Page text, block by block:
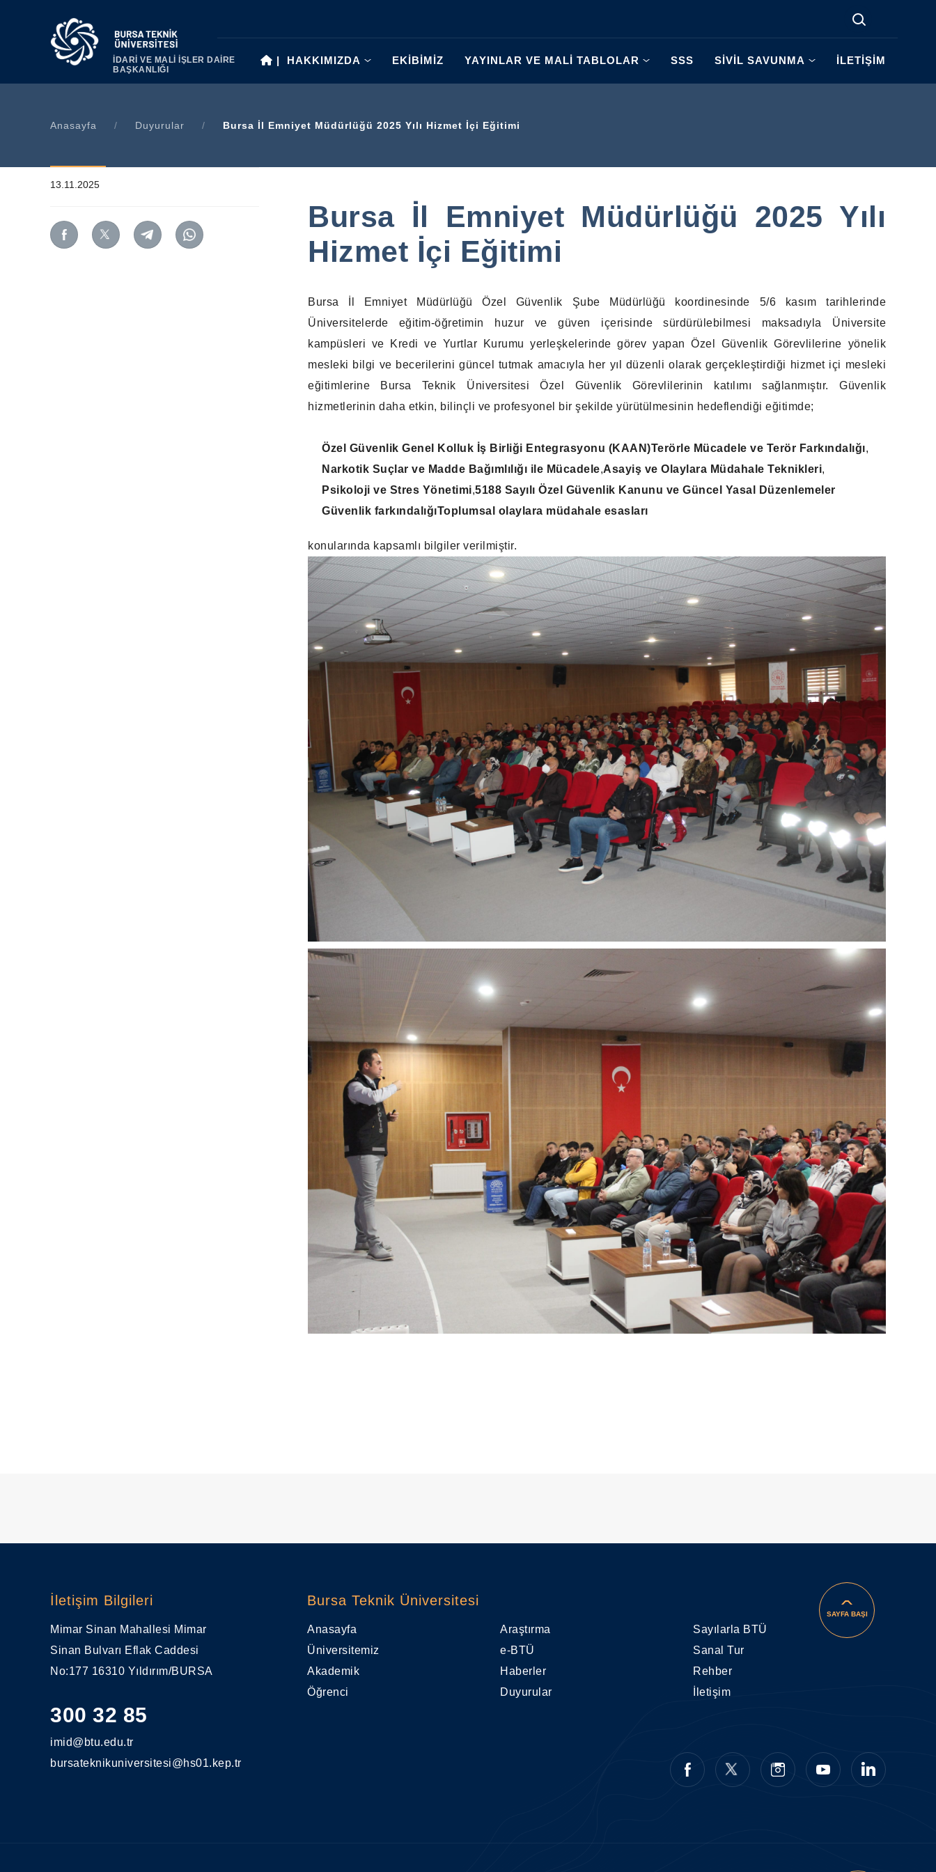
İDARİ VE MALİ İŞLER DAİRE
BAŞKANLIĞI
| HAKKIMIZDA EKİBİMİZ YAYINLAR VE MALİ TABLOLAR SSS SİVİL SAVUNMA İLETİŞİM
Anasayfa / Duyurular / Bursa İl Emniyet Müdürlüğü 2025 Yılı Hizmet İçi Eğitimi
Bursa İl Emniyet Müdürlüğü 2025 Yılı
Hizmet İçi Eğitimi
Bursa İl Emniyet Müdürlüğü Özel Güvenlik
Şube Müdürlüğü koordinesinde 5/6 kasım tarihlerinde
Üniversitelerde eğitim-öğretimin huzur ve güven içerisinde sürdürülebilmesi maksadıyla Üniversite
kampüsleri ve Kredi ve Yurtlar Kurumu yerleşkelerinde görev yapan Özel Güvenlik Görevlilerine yönelik
mesleki bilgi ve becerilerini güncel tutmak amacıyla her yıl düzenli olarak gerçekleştirdiği hizmet içi mesleki
eğitimlerine Bursa Teknik Üniversitesi Özel Güvenlik Görevlilerinin katılımı sağlanmıştır. Güvenlik
hizmetlerinin daha etkin, bilinçli ve profesyonel bir şekilde yürütülmesinin hedeflendiği eğitimde;
Özel Güvenlik Genel Kolluk İş Birliği Entegrasyonu (KAAN)Terörle Mücadele ve Terör Farkındalığı,
Narkotik Suçlar ve Madde Bağımlılığı ile Mücadele,Asayiş ve Olaylara Müdahale Teknikleri,
Psikoloji ve Stres Yönetimi,5188 Sayılı Özel Güvenlik Kanunu ve Güncel Yasal Düzenlemeler
Güvenlik farkındalığıToplumsal olaylara müdahale esasları
konularında kapsamlı bilgiler verilmiştir.
13.11.2025
İletişim Bilgileri
Mimar Sinan Mahallesi Mimar
Sinan Bulvarı Eflak Caddesi
No:177 16310 Yıldırım/BURSA
300 32 85
imid@btu.edu.tr
bursateknikuniversitesi@hs01.kep.tr
Bursa Teknik Üniversitesi
Anasayfa
Üniversitemiz
Akademik
Öğrenci
Araştırma
e-BTÜ
Haberler
Duyurular
Sayılarla BTÜ
Sanal Tur
Rehber
İletişim
SAYFA BAŞI